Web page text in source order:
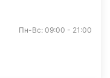
Пн-Вс: 09:00 - 21:00